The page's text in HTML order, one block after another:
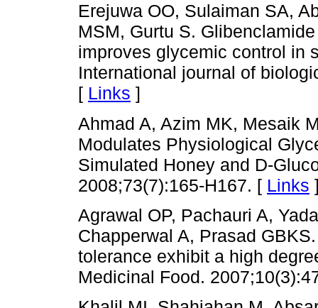
Erejuwa OO, Sulaiman SA,
MSM, Gurtu S.
improves glycemic control in
International journal of
[ Links ]
Ahmad A, Azim MK, Mesaik
Modulates Physiological
Simulated Honey and
2008;73(7):165-H167. [ Links
Agrawal OP, Pachauri A,
Chapperwal A, Prasad
tolerance exhibit a high
Medicinal Food.